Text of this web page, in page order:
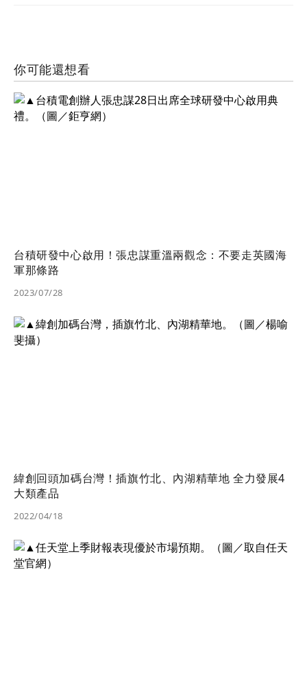
你可能還想看
台積研發中心啟用！張忠謀重溫兩觀念：不要走英國海
軍那條路
2023/07/28
緯創回頭加碼台灣！插旗竹北、內湖精華地 全力發展4
大類產品
2022/04/18